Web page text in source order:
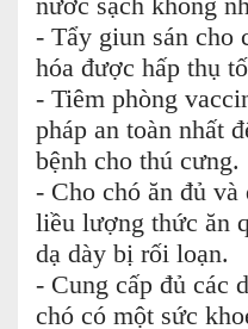
nước sạch không
- Tẩy giun sán cho
hóa được hấp thụ
- Tiêm phòng
pháp an toàn nhất
bệnh cho thú cưng.
- Cho chó ăn đủ
liều lượng thức ăn
dạ dày bị rối loạn.
- Cung cấp đủ các
chó có một sức